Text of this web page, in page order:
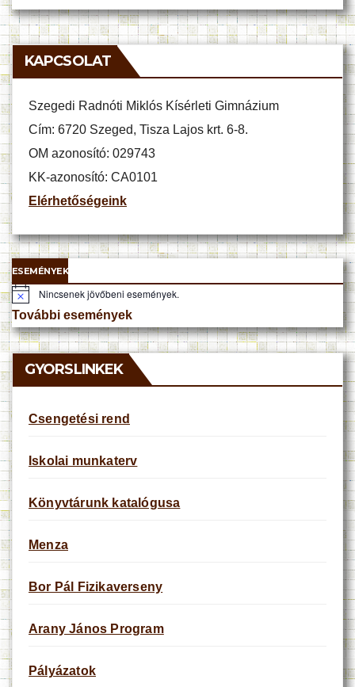
KAPCSOLAT
Szegedi Radnóti Miklós Kísérleti Gimnázium
Cím: 6720 Szeged, Tisza Lajos krt. 6-8.
OM azonosító: 029743
KK-azonosító: CA0101
Elérhetőségeink
ESEMÉNYEK
N
o
t
i
c
e
Nincsenek jövőbeni események.
További események
GYORSLINKEK
Csengetési rend
Iskolai munkaterv
Könyvtárunk katalógusa
Menza
Bor Pál Fizikaverseny
Arany János Program
Pályázatok